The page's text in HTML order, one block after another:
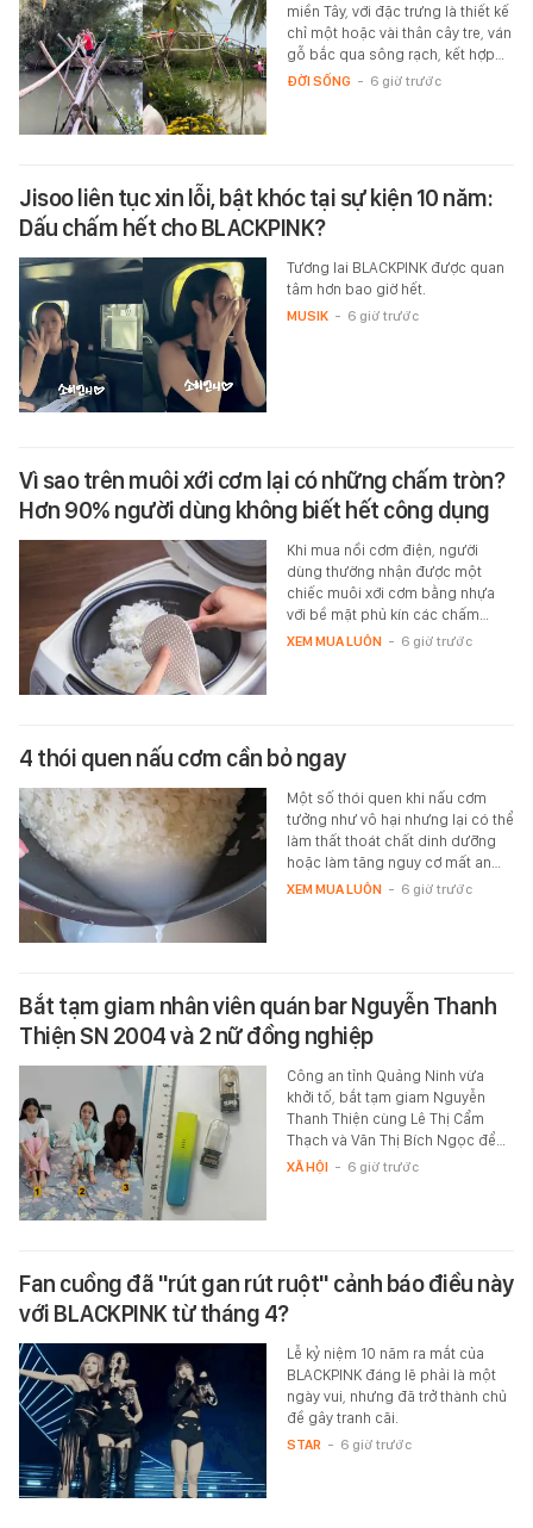
miền Tây, với đặc trưng là thiết kế
chỉ một hoặc vài thân cây tre, ván
gỗ bắc qua sông rạch, kết hợp…
ĐỜI SỐNG - 6 giờ trước
Jisoo liên tục xin lỗi, bật khóc tại sự kiện 10 năm:
Dấu chấm hết cho BLACKPINK?
Tương lai BLACKPINK được quan
tâm hơn bao giờ hết.
MUSIK - 6 giờ trước
Vì sao trên muôi xới cơm lại có những chấm tròn?
Hơn 90% người dùng không biết hết công dụng
Khi mua nồi cơm điện, người
dùng thường nhận được một
chiếc muôi xới cơm bằng nhựa
với bề mặt phủ kín các chấm…
XEM MUA LUÔN - 6 giờ trước
4 thói quen nấu cơm cần bỏ ngay
Một số thói quen khi nấu cơm
tưởng như vô hại nhưng lại có thể
làm thất thoát chất dinh dưỡng
hoặc làm tăng nguy cơ mất an…
XEM MUA LUÔN - 6 giờ trước
Bắt tạm giam nhân viên quán bar Nguyễn Thanh
Thiện SN 2004 và 2 nữ đồng nghiệp
Công an tỉnh Quảng Ninh vừa
khởi tố, bắt tạm giam Nguyễn
Thanh Thiện cùng Lê Thị Cẩm
Thạch và Văn Thị Bích Ngọc để…
XÃ HỘI - 6 giờ trước
Fan cuồng đã "rút gan rút ruột" cảnh báo điều này
với BLACKPINK từ tháng 4?
Lễ kỷ niệm 10 năm ra mắt của
BLACKPINK đáng lẽ phải là một
ngày vui, nhưng đã trở thành chủ
đề gây tranh cãi.
STAR - 6 giờ trước